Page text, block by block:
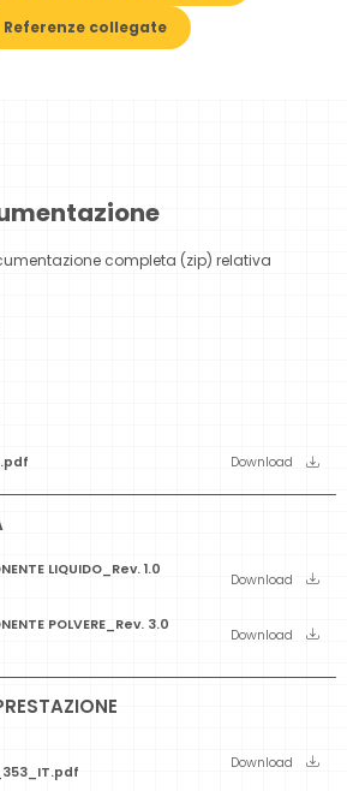
Referenze collegate
completa (zip) relativa
Download
LIQUIDO_Rev. 1.0
Download
POLVERE_Rev. 3.0
Download
Download